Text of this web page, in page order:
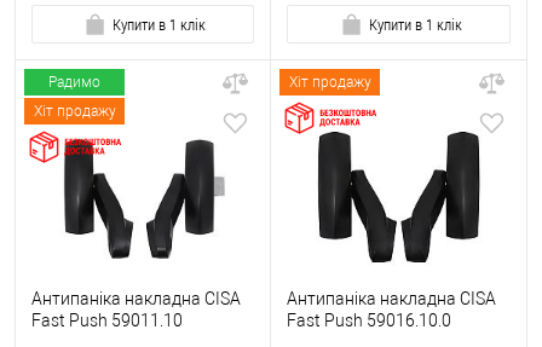
Купити в 1 клік Купити в 1 клік
Радимо
Хіт продажу
Антипаніка накладна CISA
Fast Push 59011.10
Хіт продажу
Антипаніка накладна CISA
Fast Push 59016.10.0